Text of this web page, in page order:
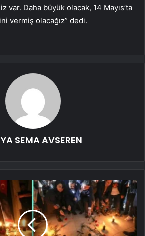
var. Daha büyük olacak, 14 Mayıs’ta
vermiş olacağız” dedi.
SEMA AVSEREN